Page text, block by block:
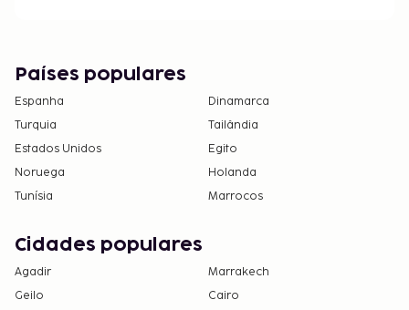
Países populares
Espanha
Dinamarca
Turquia
Tailândia
Estados Unidos
Egito
Noruega
Holanda
Tunísia
Marrocos
Cidades populares
Agadir
Marrakech
Geilo
Cairo